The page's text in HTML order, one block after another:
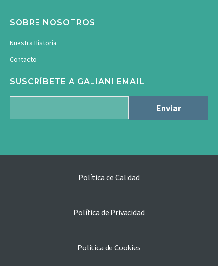
SOBRE NOSOTROS
Nuestra Historia
Contacto
SUSCRÍBETE A GALIANI EMAIL
Política de Calidad
Política de Privacidad
Política de Cookies